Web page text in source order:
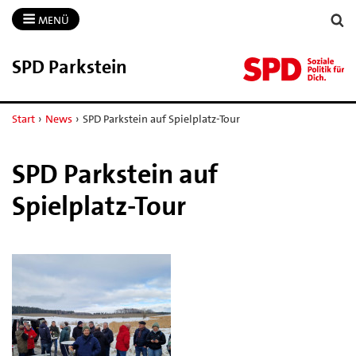
MENÜ
SPD Parkstein
Start › News › SPD Parkstein auf Spielplatz-Tour
SPD Parkstein auf
Spielplatz-Tour